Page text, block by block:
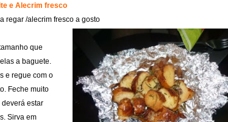
e Alecrim fresco
regar /alecrim fresco a gosto
que
s a baguete.
e regue com o
Feche muito
deverá estar
Sirva em